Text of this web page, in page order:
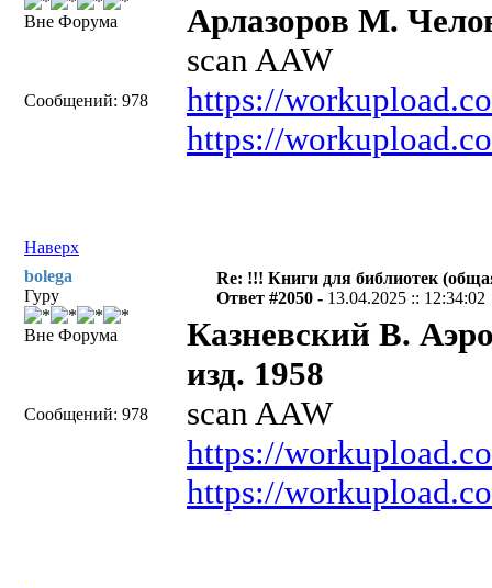
Вне Форума
Сообщений: 978
Арлазоров М.
scan AAW
https://
https://
Наверх
bolega
Гуру
Вне Форума
Сообщений: 978
Re: !!! Книги для библиотек
Ответ #2050 - 13.04.2025 :: 12:34:02
Казневский В.
изд. 1958
scan AAW
https://
https://